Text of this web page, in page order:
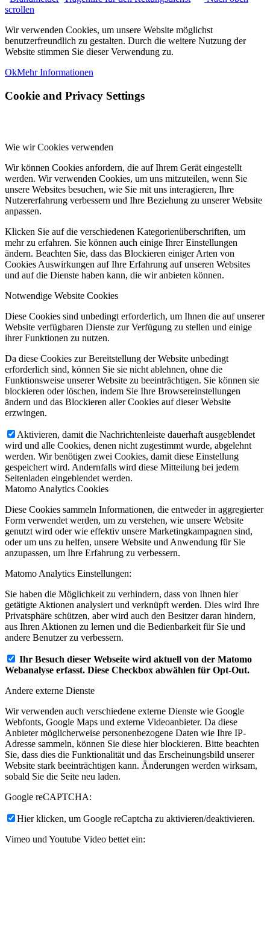
scrollen
Wir verwenden Cookies, um unsere Website möglichst
benutzerfreundlich zu gestalten. Durch die weitere Nutzung der
Website stimmen Sie dieser Verwendung zu.
OkMehr Informationen
Cookie and Privacy Settings
Wie wir Cookies verwenden
Wir können Cookies anfordern, die auf Ihrem Gerät eingestellt
werden. Wir verwenden Cookies, um uns mitzuteilen, wenn Sie
unsere Websites besuchen, wie Sie mit uns interagieren, Ihre
Nutzererfahrung verbessern und Ihre Beziehung zu unserer Website
anpassen.
Klicken Sie auf die verschiedenen Kategorienüberschriften, um
mehr zu erfahren. Sie können auch einige Ihrer Einstellungen
ändern. Beachten Sie, dass das Blockieren einiger Arten von
Cookies Auswirkungen auf Ihre Erfahrung auf unseren Websites
und auf die Dienste haben kann, die wir anbieten können.
Notwendige Website Cookies
Diese Cookies sind unbedingt erforderlich, um Ihnen die auf unserer
Website verfügbaren Dienste zur Verfügung zu stellen und einige
ihrer Funktionen zu nutzen.
Da diese Cookies zur Bereitstellung der Website unbedingt
erforderlich sind, können Sie sie nicht ablehnen, ohne die
Funktionsweise unserer Website zu beeinträchtigen. Sie können sie
blockieren oder löschen, indem Sie Ihre Browsereinstellungen
ändern und das Blockieren aller Cookies auf dieser Website
erzwingen.
Aktivieren, damit die Nachrichtenleiste dauerhaft ausgeblendet
wird und alle Cookies, denen nicht zugestimmt wurde, abgelehnt
werden. Wir benötigen zwei Cookies, damit diese Einstellung
gespeichert wird. Andernfalls wird diese Mitteilung bei jedem
Seitenladen eingeblendet werden.
Matomo Analytics Cookies
Diese Cookies sammeln Informationen, die entweder in aggregierter
Form verwendet werden, um zu verstehen, wie unsere Website
genutzt wird oder wie effektiv unsere Marketingkampagnen sind,
oder um uns zu helfen, unsere Website und Anwendung für Sie
anzupassen, um Ihre Erfahrung zu verbessern.
Matomo Analytics Einstellungen:
Sie haben die Möglichkeit zu verhindern, dass von Ihnen hier
getätigte Aktionen analysiert und verknüpft werden. Dies wird Ihre
Privatsphäre schützen, aber wird auch den Besitzer daran hindern,
aus Ihren Aktionen zu lernen und die Bedienbarkeit für Sie und
andere Benutzer zu verbessern.
Ihr Besuch dieser Webseite wird aktuell von der Matomo
Webanalyse erfasst. Diese Checkbox abwählen für Opt-Out.
Andere externe Dienste
Wir verwenden auch verschiedene externe Dienste wie Google
Webfonts, Google Maps und externe Videoanbieter. Da diese
Anbieter möglicherweise personenbezogene Daten wie Ihre IP-
Adresse sammeln, können Sie diese hier blockieren. Bitte beachten
Sie, dass dies die Funktionalität und das Erscheinungsbild unserer
Website stark beeinträchtigen kann. Änderungen werden wirksam,
sobald Sie die Seite neu laden.
Google reCAPTCHA:
Hier klicken, um Google reCaptcha zu aktivieren/deaktivieren.
Vimeo und Youtube Video bettet ein: